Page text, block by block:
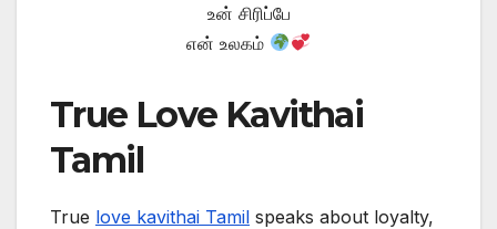
உன் சிரிப்பே
என் உலகம்
True Love Kavithai
Tamil
True love kavithai Tamil speaks about loyalty,